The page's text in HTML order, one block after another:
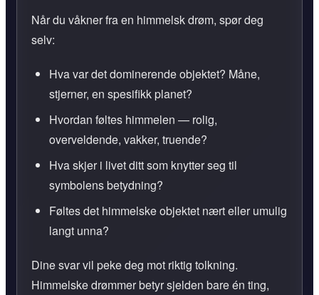
Når du våkner fra en himmelsk drøm, spør deg
selv:
Hva var det dominerende objektet? Måne,
stjerner, en spesifikk planet?
Hvordan føltes himmelen — rolig,
overveldende, vakker, truende?
Hva skjer i livet ditt som knytter seg til
symbolens betydning?
Føltes det himmelske objektet nært eller umulig
langt unna?
Dine svar vil peke deg mot riktig tolkning.
Himmelske drømmer betyr sjelden bare én ting,